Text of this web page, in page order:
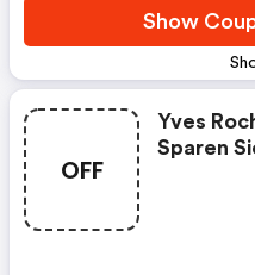
Show
OFF
Yves
Sparen